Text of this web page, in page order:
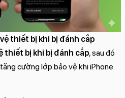
thiết bị khi bị đánh cắp
thiết bị khi bị đánh cắp, sau đó
cường lớp bảo vệ khi iPhone